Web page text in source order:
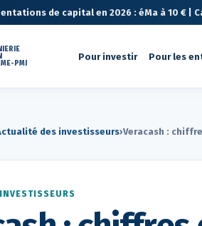
de capital en 2026 : éMa à 10 € |
PMI
Pour investir Pour les
des investisseurs›Veracash :